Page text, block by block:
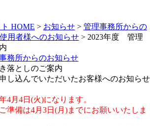
HOME > お知らせ > 管理事務所からの
使用者様へのお知らせ > 2023年度 管理
務所からのお知らせ
落としのご案内
し込んでいただいたお客様へのお知らせ
4月4日(火)になります。
準備は4月3日(月)までにお願いいたしま